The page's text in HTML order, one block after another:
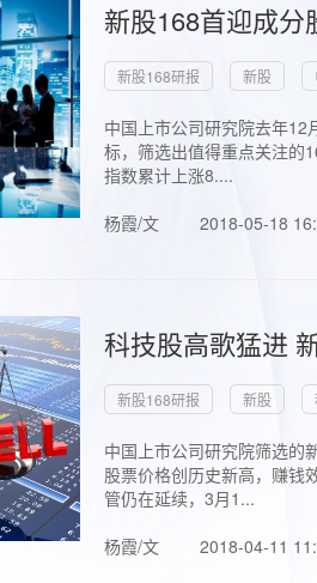
新股168首迎成
新股168研报 新股
中国上市公司研究院去年
标，筛选出值得重点关注的
指数累计上涨8....
杨霞/文
2018-05-18
科技股高歌猛进
新股168研报 新股
中国上市公司研究院筛选的
股票价格创历史新高，赚钱
管仍在延续，3月1...
杨霞/文
2018-04-11